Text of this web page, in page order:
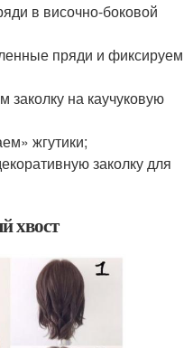
в височно-боковой
пряди и фиксируем
на каучуковую
жгутики;
заколку для
хвост